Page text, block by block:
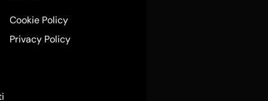
Cookie Policy
Privacy Policy